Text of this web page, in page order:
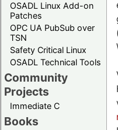
OSADL Linux Add-on
Patches
OPC UA PubSub over
TSN
Safety Critical Linux
OSADL Technical Tools
Community
Projects
Immediate C
Books